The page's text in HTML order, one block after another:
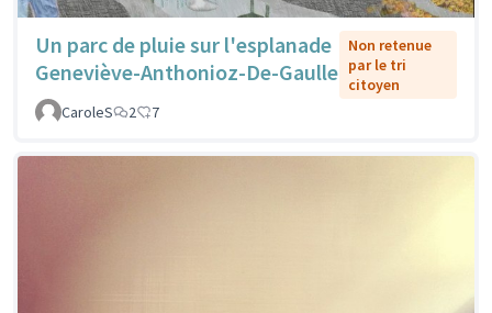
Un parc de pluie sur l'esplanade
Geneviève-Anthonioz-De-Gaulle
Non retenue
par le tri
citoyen
CaroleS
2 7